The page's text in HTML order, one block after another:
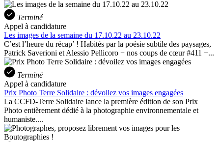
Terminé
Appel à candidature
Les images de la semaine du 17.10.22 au 23.10.22
C’est l’heure du récap’ ! Habités par la poésie subtile des paysages,
Patrick Saverioni et Alessio Pellicoro − nos coups de cœur #411 −...
Terminé
Appel à candidature
Prix Photo Terre Solidaire : dévoilez vos images engagées
La CCFD-Terre Solidaire lance la première édition de son Prix
Photo entièrement dédié à la photographie environnementale et
humaniste....